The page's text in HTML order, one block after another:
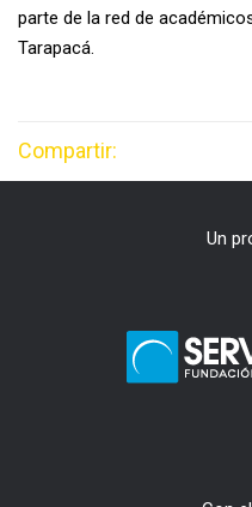
parte de la red de
Tarapacá.
Compartir:
Un